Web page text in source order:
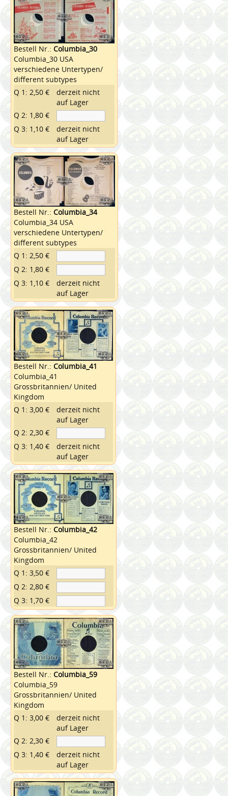
Bestell Nr.:Columbia_30
Columbia_30 USA
verschiedene Untertypen/
different subtypes
Q 1: 2,50 €
derzeit nicht
auf Lager
Q 2: 1,80 €
Q 3: 1,10 €
derzeit nicht
auf Lager
Bestell Nr.:Columbia_34
Columbia_34 USA
verschiedene Untertypen/
different subtypes
Q 1: 2,50 €
Q 2: 1,80 €
Q 3: 1,10 €
derzeit nicht
auf Lager
Bestell Nr.:Columbia_41
Columbia_41
Grossbritannien/ United
Kingdom
Q 1: 3,00 €
derzeit nicht
auf Lager
Q 2: 2,30 €
Q 3: 1,40 €
derzeit nicht
auf Lager
Bestell Nr.:Columbia_42
Columbia_42
Grossbritannien/ United
Kingdom
Q 1: 3,50 €
Q 2: 2,80 €
Q 3: 1,70 €
Bestell Nr.:Columbia_59
Columbia_59
Grossbritannien/ United
Kingdom
Q 1: 3,00 €
derzeit nicht
auf Lager
Q 2: 2,30 €
Q 3: 1,40 €
derzeit nicht
auf Lager